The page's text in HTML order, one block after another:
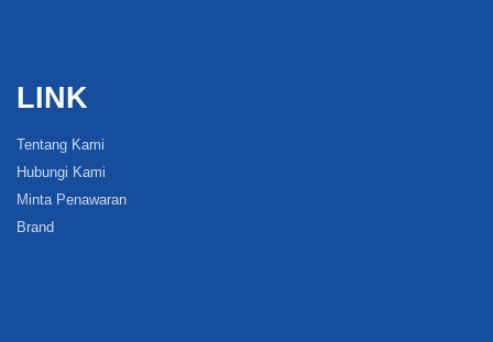
LINK
Tentang Kami
Hubungi Kami
Minta Penawaran
Brand